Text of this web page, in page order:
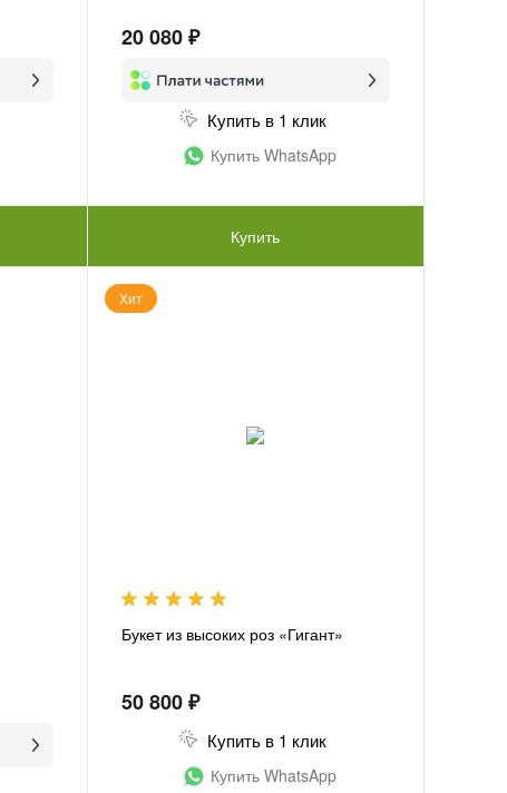
20 080 ₽
Купить в 1 клик
Купить WhatsApp
Купить
Хит
Букет из высоких роз «Гигант»
50 800 ₽
Купить в 1 клик
Купить WhatsApp